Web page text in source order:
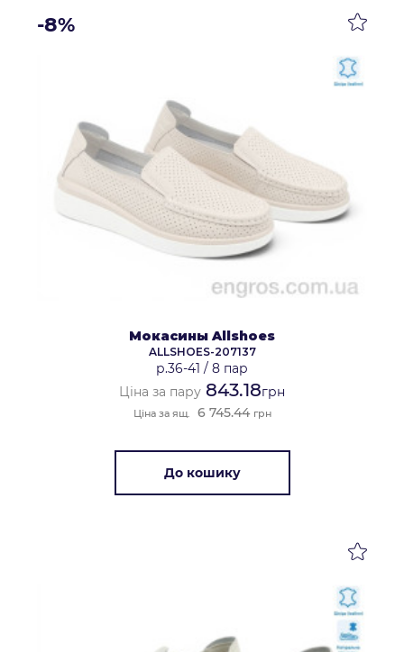
-8%
Мокасины Allshoes
ALLSHOES-207137
р.36-41 / 8 пар
Ціна за пару 843.18грн
Ціна за ящ. 6 745.44 грн
До кошику